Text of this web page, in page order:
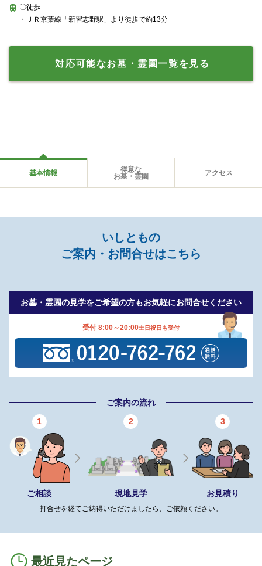
〇徒歩
・ＪＲ京葉線「新習志野駅」より徒歩で約13分
対応可能なお墓・霊園一覧を見る
基本情報
得意な
お墓・霊園
アクセス
いしともの
ご案内・お問合せはこちら
お墓・霊園の見学をご希望の方もお気軽にお問合せください
受付 8:00～20:00土日祝日も受付
ご案内の流れ
1
ご相談
2
現地見学
3
お見積り
打合せを経てご納得いただけましたら、ご依頼ください。
最近見たページ